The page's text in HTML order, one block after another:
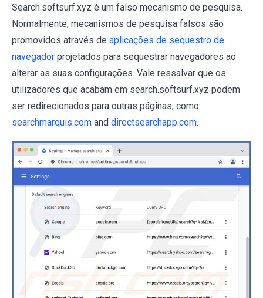
Search.softsurf.xyz é um falso mecanismo de pesquisa.
Normalmente, mecanismos de pesquisa falsos são
promovidos através de aplicações de sequestro de
navegador projetados para sequestrar navegadores ao
alterar as suas configurações. Vale ressalvar que os
utilizadores que acabam em search.softsurf.xyz podem
ser redirecionados para outras páginas, como
searchmarquis.com and directsearchapp.com.